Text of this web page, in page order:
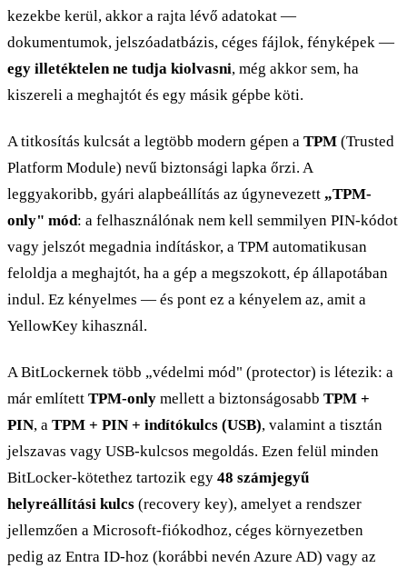
kezekbe kerül, akkor a rajta lévő adatokat —
dokumentumok, jelszóadatbázis, céges fájlok, fényképek —
egy illetéktelen ne tudja kiolvasni, még akkor sem, ha
kiszereli a meghajtót és egy másik gépbe köti.
A titkosítás kulcsát a legtöbb modern gépen a TPM (Trusted
Platform Module) nevű biztonsági lapka őrzi. A
leggyakoribb, gyári alapbeállítás az úgynevezett „TPM-
only" mód: a felhasználónak nem kell semmilyen PIN-kódot
vagy jelszót megadnia indításkor, a TPM automatikusan
feloldja a meghajtót, ha a gép a megszokott, ép állapotában
indul. Ez kényelmes — és pont ez a kényelem az, amit a
YellowKey kihasznál.
A BitLockernek több „védelmi mód" (protector) is létezik: a
már említett TPM-only mellett a biztonságosabb TPM +
PIN, a TPM + PIN + indítókulcs (USB), valamint a tisztán
jelszavas vagy USB-kulcsos megoldás. Ezen felül minden
BitLocker-kötethez tartozik egy 48 számjegyű
helyreállítási kulcs (recovery key), amelyet a rendszer
jellemzően a Microsoft-fiókodhoz, céges környezetben
pedig az Entra ID-hoz (korábbi nevén Azure AD) vagy az